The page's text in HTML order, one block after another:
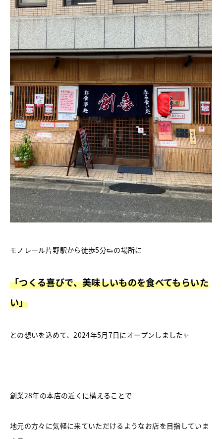
モノレール片野駅から徒歩5分👟の場所に
「つくる喜びで、美味しいものを食べてもらいた
い」
との想いを込めて、2024年5月7日にオープンしました✨
創業28年の本店の近くに構えることで
地元の方々に気軽に来ていただけるようなお店を目指していま